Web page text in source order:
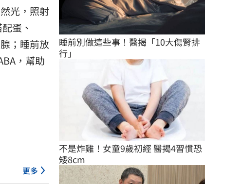
光，照射
蛋、
；睡前放
，幫助
更多
睡前別做這些事！醫揭「10大傷腎排
行」
不是炸雞！女童9歲初經 醫揭4習慣恐
矮8cm